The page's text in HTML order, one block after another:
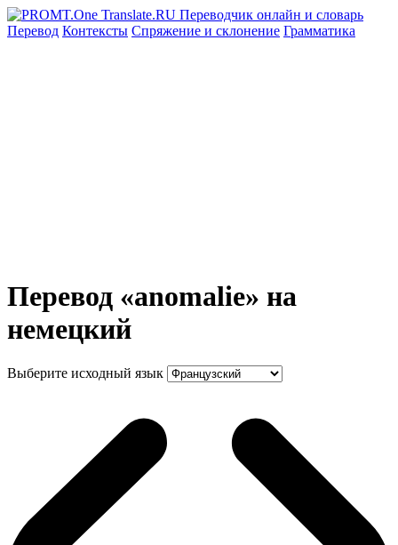
Перевод Контексты Спряжение и склонение Грамматика
Перевод «anomalie» на
немецкий
Выберите исходный язык